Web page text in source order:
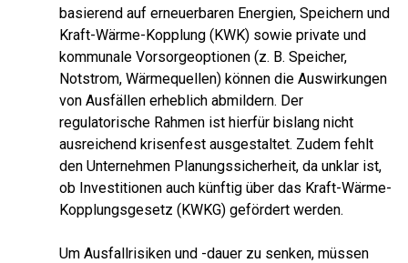
basierend auf erneuerbaren Energien, Speichern und
Kraft-Wärme-Kopplung (KWK) sowie private und
kommunale Vorsorgeoptionen (z. B. Speicher,
Notstrom, Wärmequellen) können die Auswirkungen
von Ausfällen erheblich abmildern. Der
regulatorische Rahmen ist hierfür bislang nicht
ausreichend krisenfest ausgestaltet. Zudem fehlt
den Unternehmen Planungssicherheit, da unklar ist,
ob Investitionen auch künftig über das Kraft-Wärme-
Kopplungsgesetz (KWKG) gefördert werden.
Um Ausfallrisiken und -dauer zu senken, müssen